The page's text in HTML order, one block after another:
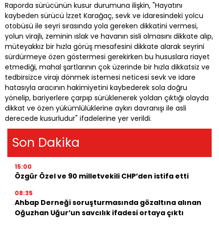
Raporda sürücünün kusur durumuna ilişkin, "Hayatını
kaybeden sürücü İzzet Karağaç, sevk ve idaresindeki yolcu
otobüsü ile seyri sırasında yola gereken dikkatini vermesi,
yolun virajlı, zeminin ıslak ve havanın sisli olmasını dikkate alıp,
müteyakkız bir hızla görüş mesafesini dikkate alarak seyrini
sürdürmeye özen göstermesi gerekirken bu hususlara riayet
etmediği, mahal şartlarının çok üzerinde bir hızla dikkatsiz ve
tedbirsizce virajı dönmek istemesi neticesi sevk ve idare
hatasıyla aracının hakimiyetini kaybederek sola doğru
yönelip, bariyerlere çarpıp sürüklenerek yoldan çıktığı olayda
dikkat ve özen yükümlülüklerine aykırı davranışı ile asli
derecede kusurludur" ifadelerine yer verildi.
Son Dakika
15:00
Özgür Özel ve 90 milletvekili CHP’den istifa etti
08:35
Ahbap Derneği soruşturmasında gözaltına alınan
Oğuzhan Uğur’un savcılık ifadesi ortaya çıktı